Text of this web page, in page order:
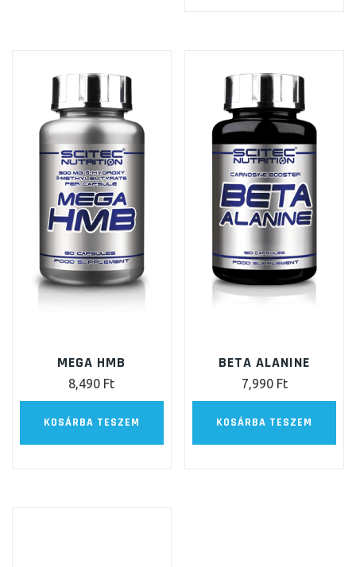
MEGA HMB
8,490 Ft
KOSÁRBA TESZEM
BETA ALANINE
7,990 Ft
KOSÁRBA TESZEM